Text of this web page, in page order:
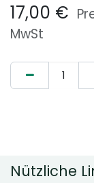
17,00 €
MwSt
Nützliche